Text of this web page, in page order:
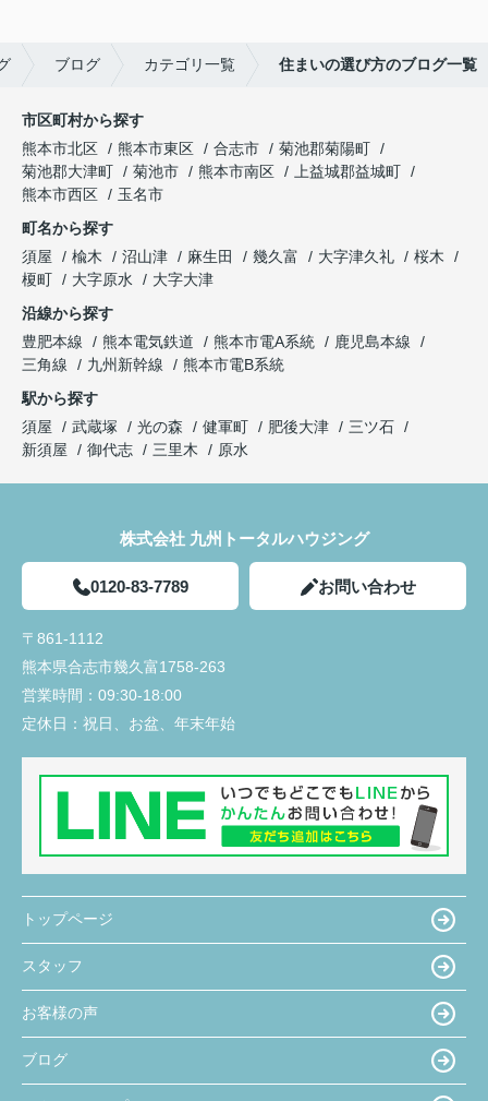
ブログ カテゴリ一覧 住まいの選び方のブログ一覧
市区町村から探す
熊本市北区
熊本市東区 合志市
菊池郡菊陽町
菊池郡大津町
菊池市 熊本市南区
上益城郡益城町
熊本市西区
玉名市
町名から探す
須屋
楡木 沼山津 麻生田 幾久富 大字津久礼
桜木
榎町
大字原水
大字大津
沿線から探す
豊肥本線
熊本電気鉄道 熊本市電A系統
鹿児島本線
三角線
九州新幹線
熊本市電B系統
駅から探す
須屋
武蔵塚 光の森 健軍町 肥後大津
三ツ石
新須屋
御代志 三里木 原水
株式会社 九州トータルハウジング
0120-83-7789 お問い合わせ
〒861-1112
熊本県合志市幾久富1758-263
営業時間： 09:30-18:00
定休日： 祝日、お盆、年末年始
トップページ
スタッフ
お客様の声
ブログ